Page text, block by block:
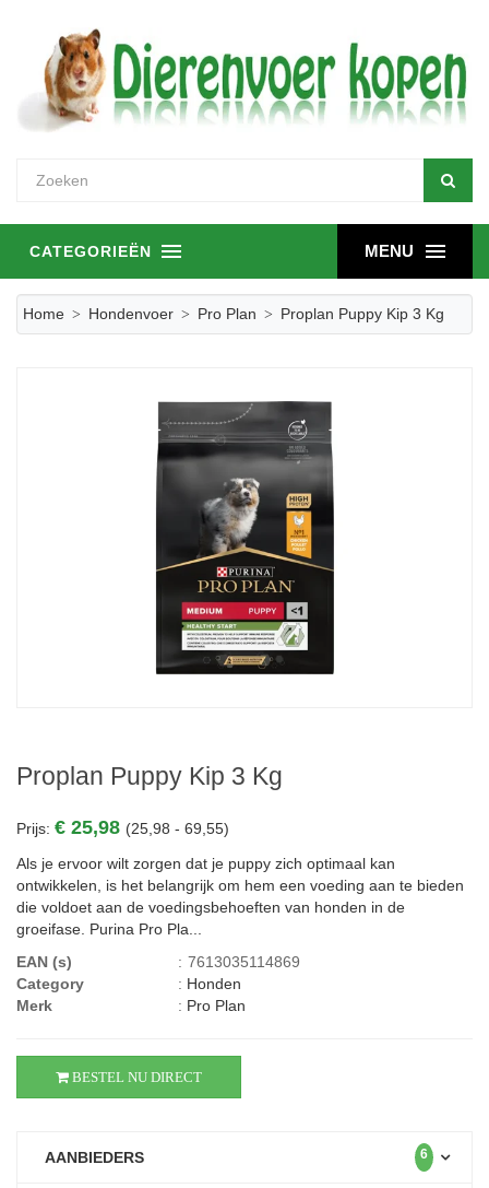
MENU
CATEGORIEËN
Home Hondenvoer Pro Plan Proplan Puppy Kip 3 Kg
Proplan Puppy Kip 3 Kg
Prijs: € 25,98 (25,98 - 69,55)
Als je ervoor wilt zorgen dat je puppy zich optimaal kan
ontwikkelen, is het belangrijk om hem een voeding aan te bieden
die voldoet aan de voedingsbehoeften van honden in de
groeifase. Purina Pro Pla...
EAN (s)
: 7613035114869
Category
: Honden
Merk
: Pro Plan
BESTEL NU DIRECT
AANBIEDERS 6